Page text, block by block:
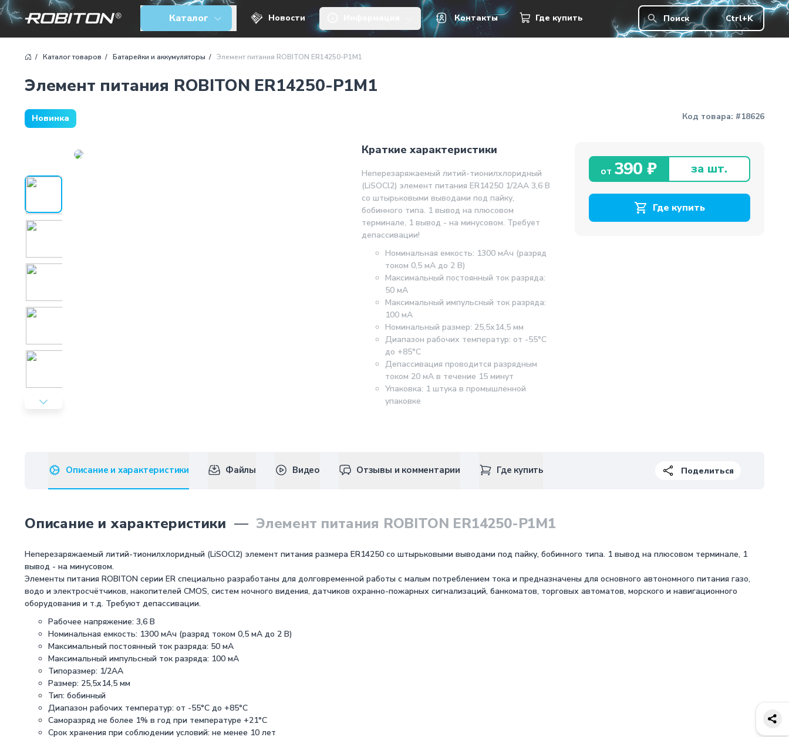
Каталог Новости Контакты Где купить Поиск Ctrl+K
Каталог товаров Батарейки и аккумуляторы Элемент питания ROBITON ER14250-P1M1
Элемент питания ROBITON ER14250-P1M1 Новинка
Элемент питания ROBITON ER14250-P1M1
Новинка Код товара: #18626
Краткие характеристики
Неперезаряжаемый литий-тионилхлоридный
(LiSOCl2) элемент питания ER14250 1/2АА 3,6 В
со штырьковыми выводами под пайку,
бобинного типа. 1 вывод на плюсовом
терминале, 1 вывод - на минусовом. Требует
депассивации!
Номинальная емкость: 1300 мАч (разряд
током 0,5 мА до 2 В)
Максимальный постоянный ток разряда:
50 мА
Максимальный импульсный ток разряда:
100 мА
Номинальный размер: 25,5х14,5 мм
Диапазон рабочих температур: от -55°С
до +85°С
Депассивация проводится разрядным
током 20 мА в течение 15 минут
Упаковка: 1 штука в промышленной
упаковке
от 390 ₽ за шт.
Где купить
Описание и характеристики Файлы Видео Отзывы и комментарии Где купить Поделиться
Описание и характеристики — Элемент питания ROBITON ER14250-P1M1
Неперезаряжаемый литий-тионилхлоридный (LiSOCl2) элемент питания размера ER14250 со штырьковыми выводами под пайку, бобинного типа. 1 вывод на плюсовом терминале, 1
вывод - на минусовом.
Элементы питания ROBITON серии ER специально разработаны для долговременной работы с малым потреблением тока и предназначены для основного автономного питания газо,
водо и электросчётчиков, накопителей CMOS, систем ночного видения, датчиков охранно-пожарных сигнализаций, банкоматов, торговых автоматов, морского и навигационного
оборудования и т.д. Требуют депассивации.
Рабочее напряжение: 3,6 В
Номинальная емкость: 1300 мАч (разряд током 0,5 мА до 2 В)
Максимальный постоянный ток разряда: 50 мА
Максимальный импульсный ток разряда: 100 мА
Типоразмер: 1/2АА
Размер: 25,5х14,5 мм
Тип: бобинный
Диапазон рабочих температур: от -55°С до +85°С
Саморазряд не более 1% в год при температуре +21°С
Срок хранения при соблюдении условий: не менее 10 лет